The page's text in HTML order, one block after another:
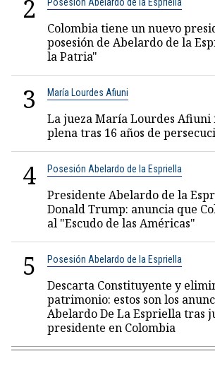
2 Posesión Abelardo de la Espriella
Colombia tiene un nuevo
posesión de Abelardo de la
la Patria"
3 María Lourdes Afiuni
La jueza María Lourdes
plena tras 16 años de
4 Posesión Abelardo de la Espriella
Presidente Abelardo de la
Donald Trump: anuncia que
al "Escudo de las Américas"
5 Posesión Abelardo de la Espriella
Descarta Constituyente y
patrimonio: estos son los
Abelardo De La Espriella tras
presidente en Colombia